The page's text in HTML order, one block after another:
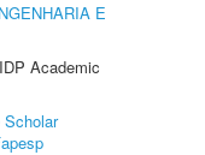
E
Academic
Scholar